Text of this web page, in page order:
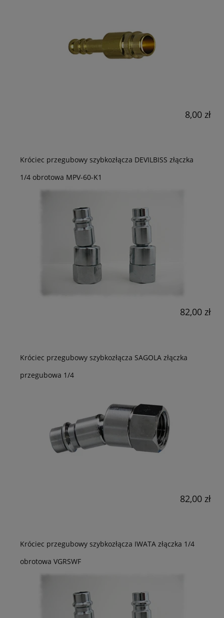
8,00 zł
Króciec przegubowy szybkozłącza DEVILBISS złączka
1/4 obrotowa MPV-60-K1
82,00 zł
Króciec przegubowy szybkozłącza SAGOLA złączka
przegubowa 1/4
82,00 zł
Króciec przegubowy szybkozłącza IWATA złączka 1/4
obrotowa VGRSWF